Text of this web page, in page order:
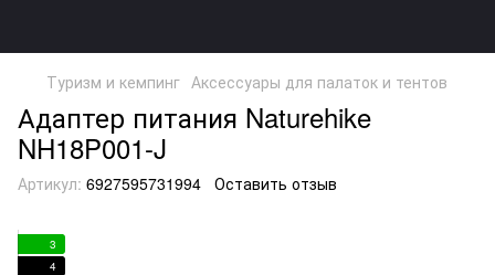
Туризм и кемпинг Аксессуары для палаток и тентов
Адаптер питания Naturehike
NH18P001-J
Артикул: 6927595731994 Оставить отзыв
3
4